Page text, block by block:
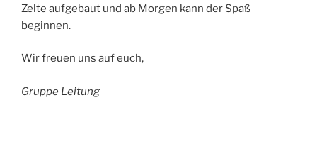
Zelte aufgebaut und ab Morgen kann der Spaß
beginnen.
Wir freuen uns auf euch,
Gruppe Leitung